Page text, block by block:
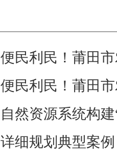
便民利民！莆田市农村村民
便民利民！莆田市农村村民
自然资源系统构建
详细规划典型案例｜厦门市